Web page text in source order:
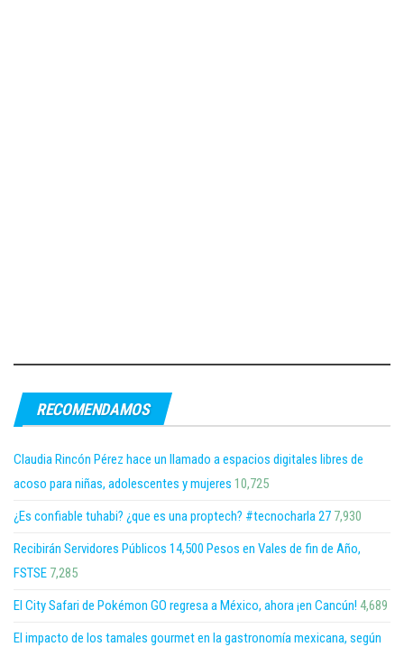
RECOMENDAMOS
Claudia Rincón Pérez hace un llamado a espacios digitales libres de
acoso para niñas, adolescentes y mujeres 10,725
¿Es confiable tuhabi? ¿que es una proptech? #tecnocharla 27 7,930
Recibirán Servidores Públicos 14,500 Pesos en Vales de fin de Año,
FSTSE 7,285
El City Safari de Pokémon GO regresa a México, ahora ¡en Cancún! 4,689
El impacto de los tamales gourmet en la gastronomía mexicana, según